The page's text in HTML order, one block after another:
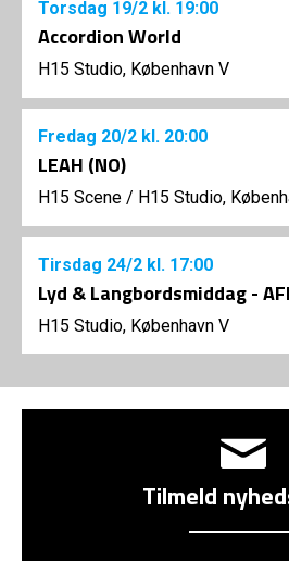
Torsdag 19/2 kl. 19:00
Accordion World
H15 Studio, København V
Fredag 20/2 kl. 20:00
LEAH (NO)
H15 Scene / H15 Studio,
Tirsdag 24/2 kl. 17:00
Lyd & Langbordsmiddag -
H15 Studio, København V
Tilmeld